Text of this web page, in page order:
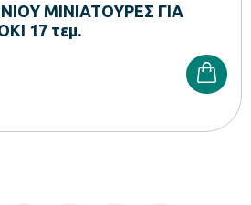
ΜΙΝΙΑΤΟΥΡΕΣ ΓΙΑ
17 τεμ.